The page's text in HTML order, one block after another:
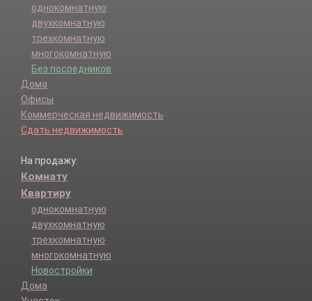
однокомнатную
двухкомнатную
трехкомнатную
многокомнатную
Без посредников
Дома
Офисы
Коммерческая недвижимость
Сдать недвижимость
На продажу:
Комнату
Квартиру
однокомнатную
двухкомнатную
трехкомнатную
многокомнатную
Новостройки
Дома